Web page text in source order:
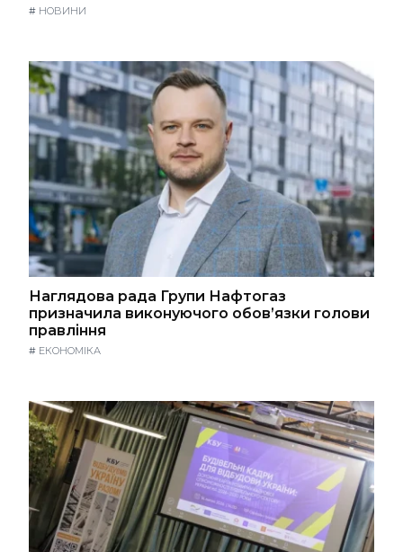
# НОВИНИ
Наглядова рада Групи Нафтогаз
призначила виконуючого обов’язки голови
правління
# ЕКОНОМІКА